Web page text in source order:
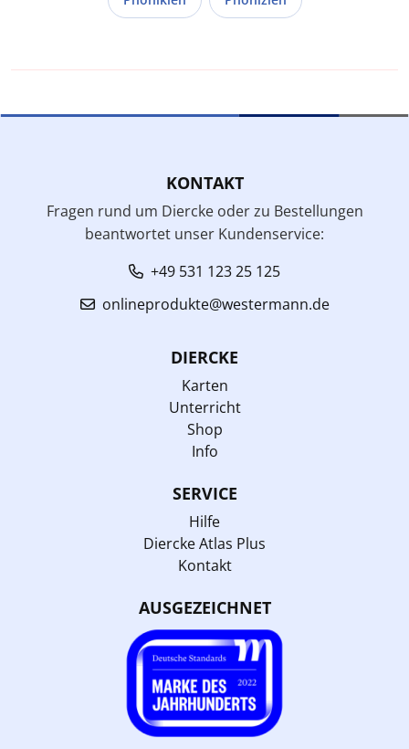
KONTAKT
Fragen rund um Diercke oder zu Bestellungen
beantwortet unser Kundenservice:
+49 531 123 25 125
onlineprodukte@westermann.de
DIERCKE
Karten
Unterricht
Shop
Info
SERVICE
Hilfe
Diercke Atlas Plus
Kontakt
AUSGEZEICHNET